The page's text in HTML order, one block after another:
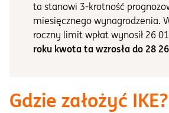
ta stanowi 3-krotność
miesięcznego wynagrodzenia.
roczny limit wpłat wynosił 26
roku kwota ta wzrosła do 28
Gdzie założyć IKE?